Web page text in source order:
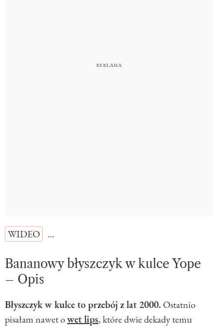
WIDEO …
Bananowy błyszczyk w kulce Yope
– Opis
Błyszczyk w kulce to przebój z lat 2000. Ostatnio
pisałam nawet owet lips, które dwie dekady temu